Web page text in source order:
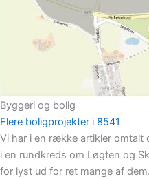
Byggeri og bolig
Flere boligprojekter i 8541
Vi har i en række artikler omtalt
i en rundkreds om Løgten og
for lyst ud for ret mange af